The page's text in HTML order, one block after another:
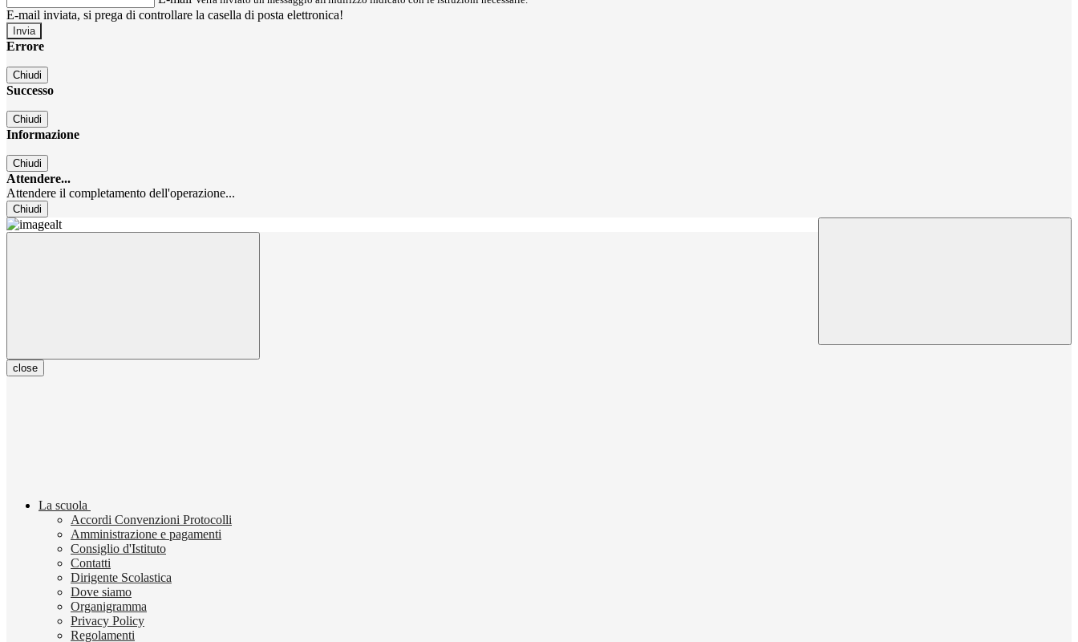
E-mail inviata, si prega di controllare la casella di posta elettronica!
Errore
Chiudi
Successo
Chiudi
Informazione
Chiudi
Attendere...
Attendere il completamento dell'operazione...
Chiudi
close
La scuola
Accordi Convenzioni Protocolli
Amministrazione e pagamenti
Consiglio d'Istituto
Contatti
Dirigente Scolastica
Dove siamo
Organigramma
Privacy Policy
Regolamenti